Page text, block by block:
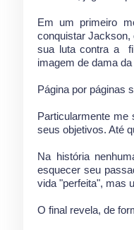
Em um primeiro
conquistar Jackson,
sua luta contra a
imagem de dama
Página por páginas
Particularmente me
seus objetivos. Até
Na história
esquecer seu
vida "perfeita", mas
O final revela, de